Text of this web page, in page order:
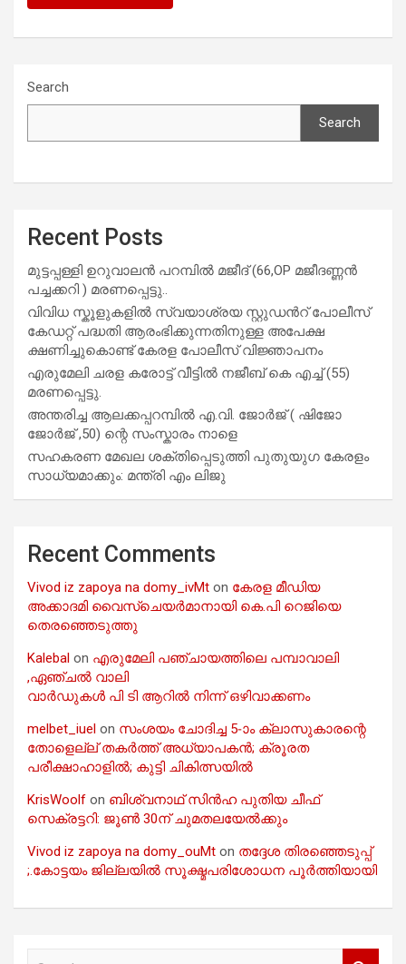
Search
Search
Recent Posts
മുട്ടപ്പള്ളി ഉറുവാലൻ പറമ്പിൽ മജീദ് (66,OP മജീദണ്ണൻ
പച്ചക്കറി ) മരണപ്പെട്ടു..
വിവിധ സ്കൂളുകളില്‍ സ്വയാശ്രയ സ്റ്റുഡന്‍റ് പോലീസ്
കേഡറ്റ് പദ്ധതി ആരംഭിക്കുന്നതിനുള്ള അപേക്ഷ
ക്ഷണിച്ചുകൊണ്ട് കേരള പോലീസ് വിജ്ഞാപനം
എരുമേലി ചരള കരോട്ട് വീട്ടിൽ നജീബ് കെ എച്ച് (55)
മരണപ്പെട്ടു.
അന്തരിച്ച ആ​ല​ക്ക​പ്പ​റമ്പിൽ​ എ.​വി. ജോ​ർ​ജ് ( ഷിജോ
ജോർജ് ,50) ന്റെ സംസ്കാരം നാളെ
സഹകരണ മേഖല ശക്തിപ്പെടുത്തി പുതുയുഗ കേരളം
സാധ്യമാക്കും: മന്ത്രി എം ലിജു
Recent Comments
Vivod iz zapoya na domy_ivMt on കേരള മീഡിയ
അക്കാദമി വൈസ്ചെയർമാനായി കെ.പി റെജിയെ
തെരഞ്ഞെടുത്തു
Kalebal on എരുമേലി പഞ്ചായത്തിലെ പമ്പാവാലി
,ഏഞ്ചൽ വാലി
വാർഡുകൾ പി ടി ആറിൽ നിന്ന് ഒഴിവാക്കണം
melbet_iuel on സംശയം ചോദിച്ച 5-ാം ക്ലാസുകാരന്റെ
തോളെല്ല് തകർത്ത് അധ്യാപകൻ; ക്രൂരത
പരീക്ഷാഹാളിൽ; കുട്ടി ചികിത്സയിൽ
KrisWoolf on ബിശ്വനാഥ് സിൻഹ പുതിയ ചീഫ്
സെക്രട്ടറി: ജൂൺ 30ന് ചുമതലയേൽക്കും
Vivod iz zapoya na domy_ouMt on തദ്ദേശ തിരഞ്ഞെടുപ്പ്
;.കോട്ടയം ജില്ലയിൽ സൂക്ഷ്മപരിശോധന പൂർത്തിയായി